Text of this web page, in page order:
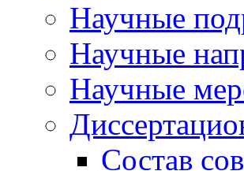
Научные
Научные
Научные
Состав